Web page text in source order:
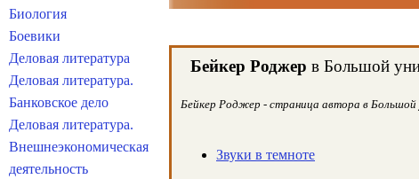
Бейкеp Роджер в Большой
Бейкеp Роджер - страница автора в Большой
Звуки в темноте
Биология
Боевики
Деловая литература
Деловая литература.
Банковское дело
Деловая литература.
Внешнеэкономическая
деятельность